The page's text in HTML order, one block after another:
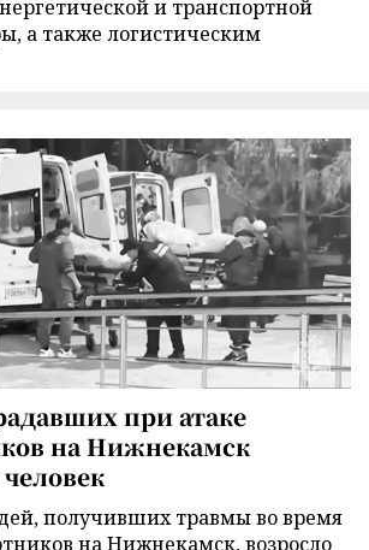
и транспортной
а также логистическим
при атаке
на Нижнекамск
получивших травмы во время
на Нижнекамск, возросло